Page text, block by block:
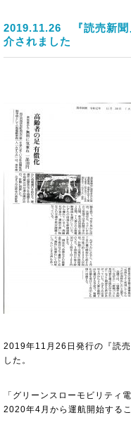
2019.11.26 『読売新聞
介されました
2019年11月26日発行の『読
した。
「グリーンスローモビリティ
2020年4月から運航開始する